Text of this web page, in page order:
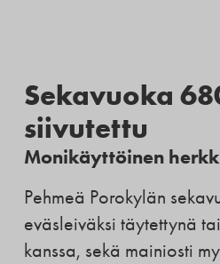
Sekavuoka
siivutettu
Monikäyttöinen
Pehmeä Porokylän
eväsleiväksi täytettynä
kanssa, sekä mainiosti